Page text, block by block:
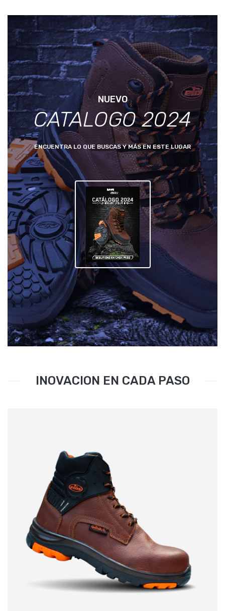
NUEVO
CATALOGO 2024
ENCUENTRA LO QUE BUSCAS Y MÁS EN ESTE LUGAR
INOVACION EN CADA PASO